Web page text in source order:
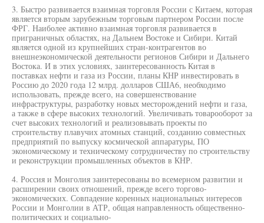
3. Быстро развивается взаимная торговля России с Китаем, которая
является вторым зарубежным торговым партнером России после
ФРГ. Наиболее активно взаимная торговля развивается в
приграничных областях, на Дальнем Востоке и Сибири. Китай
является одной из крупнейших стран-контрагентов во
внешнеэкономической деятельности регионов Сибири и Дальнего
Востока. И в этих условиях, заинтересованность Китая в
поставках нефти и газа из России, планы КНР инвестировать в
Россию до 2020 года 12 млрд. долларов США6, необходимо
использовать, прежде всего, на совершенствование
инфраструктуры, разработку новых месторождений нефти и газа,
а также в сфере высоких технологий. Увеличивать товарооборот за
счет высоких технологий и реализовывать проекты по
строительству плавучих атомных станций, созданию совместных
предприятий по выпуску космической аппаратуры, ПО
экономическому и техническому сотрудничеству по строительству
и реконструкции промышленных объектов в КНР.
4. Россия и Монголия заинтересованы во всемерном развитии и
расширении своих отношений, прежде всего торгово-
экономических. Совпадение коренных национальных интересов
России и Монголии в АТР, общая направленность общественно-
политических и социально-